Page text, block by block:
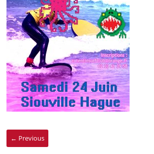
← Previous